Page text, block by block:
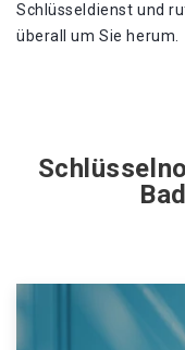
Schlüsseldienst und
überall um Sie herum.